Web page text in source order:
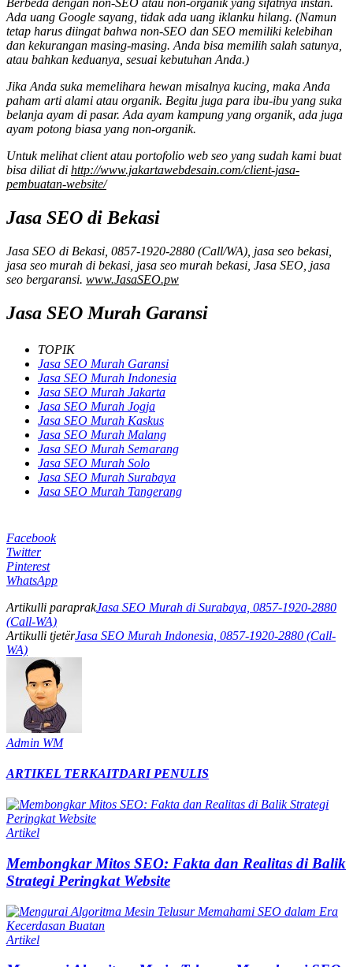
Ada uang Google sayang, tidak ada uang iklanku hilang. (Namun
tetap harus diingat bahwa non-SEO dan SEO memiliki kelebihan
dan kekurangan masing-masing. Anda bisa memilih salah satunya,
atau bahkan keduanya, sesuai kebutuhan Anda.)
Jika Anda suka memelihara hewan misalnya kucing, maka Anda
paham arti alami atau organik. Begitu juga para ibu-ibu yang suka
belanja ayam di pasar. Ada ayam kampung yang organik, ada juga
ayam potong biasa yang non-organik.
Untuk melihat client atau portofolio web seo yang sudah kami buat
bisa diliat di http://www.jakartawebdesain.com/client-jasa-
pembuatan-website/
Jasa SEO di Bekasi
Jasa SEO di Bekasi, 0857-1920-2880 (Call/WA), jasa seo bekasi,
jasa seo murah di bekasi, jasa seo murah bekasi, Jasa SEO, jasa
seo bergaransi. www.JasaSEO.pw
Jasa SEO Murah Garansi
TOPIK
Jasa SEO Murah Garansi
Jasa SEO Murah Indonesia
Jasa SEO Murah Jakarta
Jasa SEO Murah Jogja
Jasa SEO Murah Kaskus
Jasa SEO Murah Malang
Jasa SEO Murah Semarang
Jasa SEO Murah Solo
Jasa SEO Murah Surabaya
Jasa SEO Murah Tangerang
Facebook
Twitter
Pinterest
WhatsApp
Artikulli paraprakJasa SEO Murah di Surabaya, 0857-1920-2880
(Call-WA)
Artikulli tjetërJasa SEO Murah Indonesia, 0857-1920-2880 (Call-
WA)
Admin WM
ARTIKEL TERKAITDARI PENULIS
Artikel
Membongkar Mitos SEO: Fakta dan Realitas di Balik
Strategi Peringkat Website
Artikel